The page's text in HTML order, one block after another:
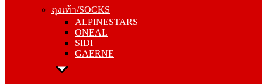
ถุงเท้า/SOCKS
ALPINESTARS
ONEAL
SIDI
GAERNE
ONEAL
SIDI
GAERNE
อะไหล่รองเท้า/SPAREPART